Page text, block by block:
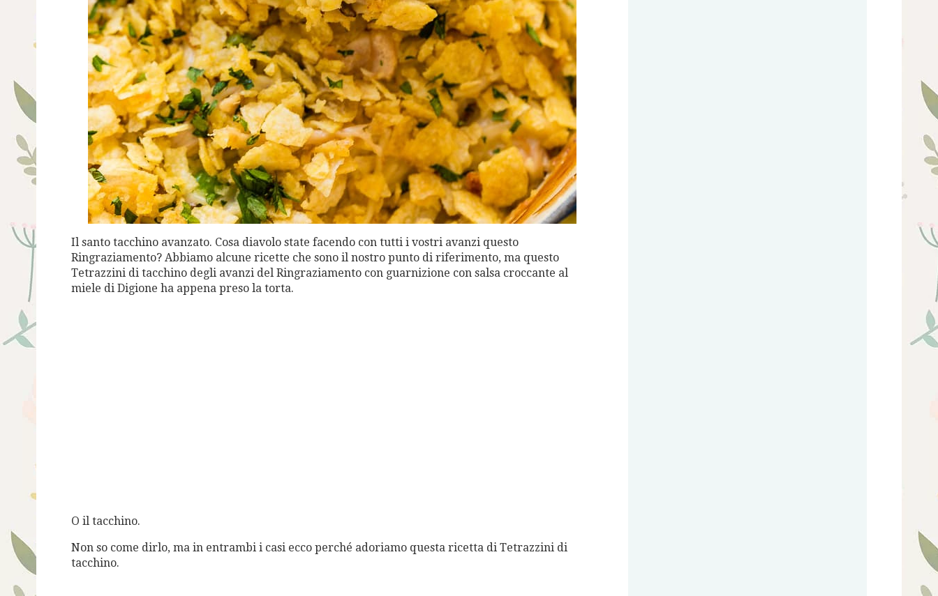
Il santo tacchino avanzato. Cosa diavolo state facendo con tutti i vostri avanzi questo
Ringraziamento? Abbiamo alcune ricette che sono il nostro punto di riferimento, ma questo
Tetrazzini di tacchino degli avanzi del Ringraziamento con guarnizione con salsa croccante al
miele di Digione ha appena preso la torta.
O il tacchino.
Non so come dirlo, ma in entrambi i casi ecco perché adoriamo questa ricetta di Tetrazzini di
tacchino.